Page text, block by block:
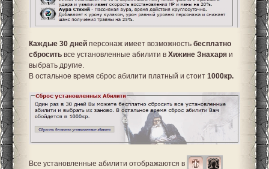
Каждые 30 дней персонаж имеет возможность бесплатно
сбросить все установленные абилити в Хижине Знахаря и
выбрать другие.
В остальное время сброс абилити платный и стоит 1000кр.
Все установленные абилити отображаются в